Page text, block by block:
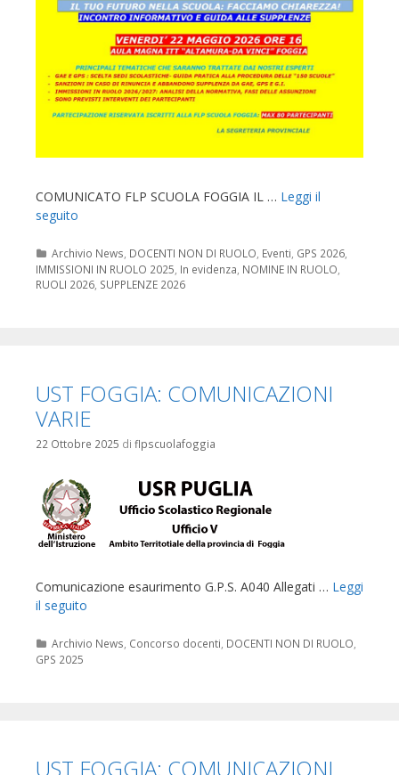
COMUNICATO FLP SCUOLA FOGGIA IL … Leggi il
seguito
Categorie
Archivio News DOCENTI NON DI RUOLO Eventi GPS 2026
IMMISSIONI IN RUOLO 2025 In evidenza NOMINE IN RUOLO
RUOLI 2026 SUPPLENZE 2026
UST FOGGIA: COMUNICAZIONI
VARIE
22 Ottobre 2025 di flpscuolafoggia
Comunicazione esaurimento G.P.S. A040 Allegati … Leggi
il seguito
Categorie
Archivio News Concorso docenti DOCENTI NON DI RUOLO
GPS 2025
UST FOGGIA: COMUNICAZIONI